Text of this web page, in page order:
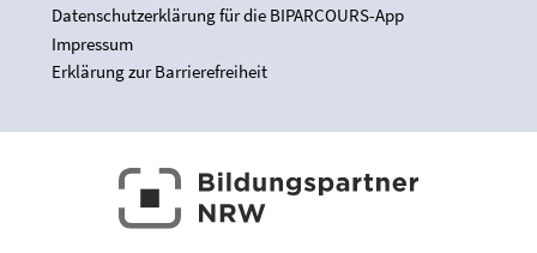
Datenschutzerklärung für die BIPARCOURS-App
Impressum
Erklärung zur Barrierefreiheit